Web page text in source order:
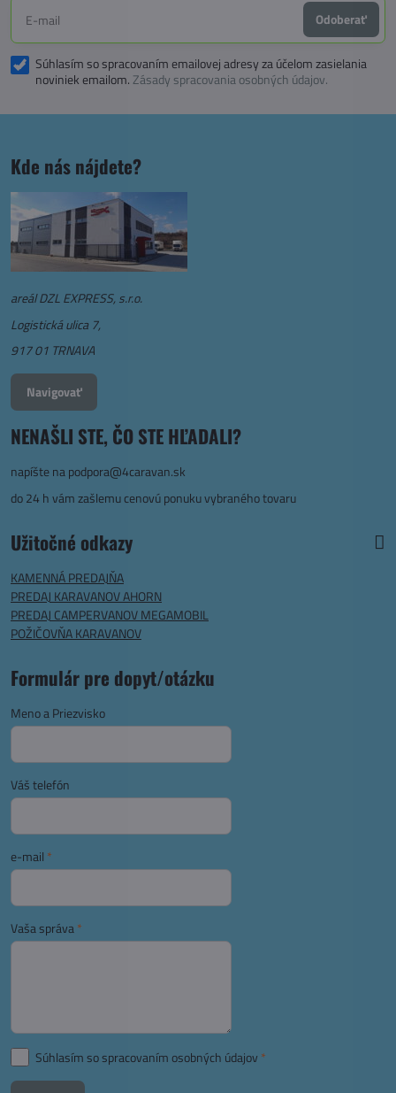
Odoberať
Súhlasím so spracovaním emailovej adresy za účelom zasielania
noviniek emailom.Zásady spracovania osobných údajov.
Kde nás nájdete?
areál DZL EXPRESS, s.r.o.
Logistická ulica 7,
917 01 TRNAVA
Navigovať
NENAŠLI STE, ČO STE HĽADALI?
napíšte napodpora@4caravan.sk
do 24 h vám zašlemu cenovú ponuku vybraného tovaru
Užitočné odkazy
KAMENNÁ PREDAJŇA
PREDAJ KARAVANOV AHORN
PREDAJ CAMPERVANOV MEGAMOBIL
POŽIČOVŇA KARAVANOV
Formulár pre dopyt/otázku
Meno a Priezvisko
Váš telefón
e-mail *
Vaša správa*
Súhlasím so spracovaním osobných údajov *